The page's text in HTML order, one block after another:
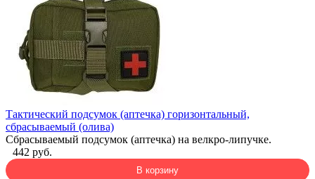
Тактический подсумок (аптечка) горизонтальный,
сбрасываемый (олива)
Сбрасываемый подсумок (аптечка) на велкро-липучке.
442 руб.
В корзину